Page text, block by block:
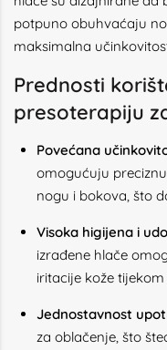
potpuno obuhvaćaju
maksimalna
Prednosti
presoterapiju
Povećana
omogućuju
nogu i bokova, što
Visoka higijena i
izrađene hlače
iritacije kože
Jednostavnost
za oblačenje, što